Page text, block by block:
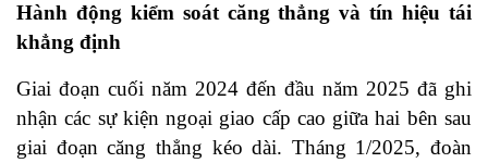
Hành động kiểm soát căng thẳng và tín hiệu tái
khẳng định
Giai đoạn cuối năm 2024 đến đầu năm 2025 đã ghi
nhận các sự kiện ngoại giao cấp cao giữa hai bên sau
giai đoạn căng thẳng kéo dài. Tháng 1/2025, đoàn